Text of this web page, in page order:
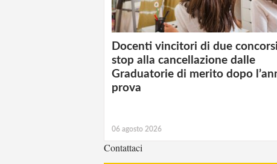
Docenti vincitori di due
stop alla cancellazione dalle
Graduatorie di merito dopo
prova
06 agosto 2026
Contattaci